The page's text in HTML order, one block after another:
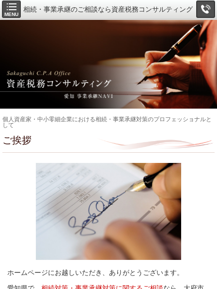
MENU
相続・事業承継のご相談なら資産税務コンサルティング
個人資産家・中小零細企業における相続・事業承継対策のプロフェッショナルと
して
ご挨拶
ホームページにお越しいただき、ありがとうございます。